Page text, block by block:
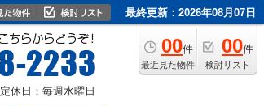
最終更新：2026年08月07日
00件
最近見た物件
00件
検討リスト
定休日：毎週水曜日